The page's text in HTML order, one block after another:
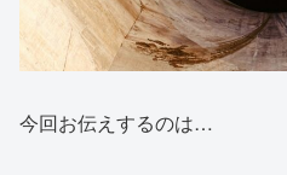
今回お伝えするのは…